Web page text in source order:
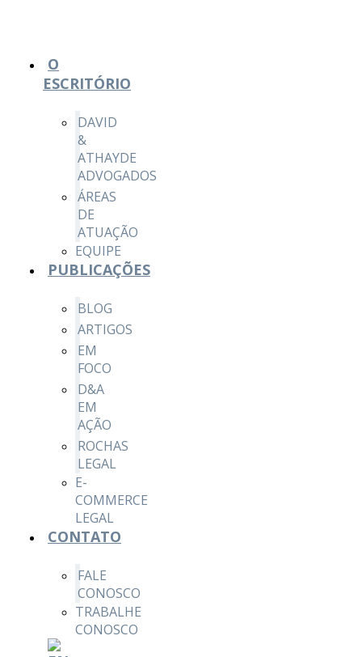
O
ESCRITÓRIO
DAVID
&
ATHAYDE
ADVOGADOS
ÁREAS
DE
ATUAÇÃO
EQUIPE
PUBLICAÇÕES
BLOG
ARTIGOS
EM
FOCO
D&A
EM
AÇÃO
ROCHAS
LEGAL
E-
COMMERCE
LEGAL
CONTATO
FALE
CONOSCO
TRABALHE
CONOSCO